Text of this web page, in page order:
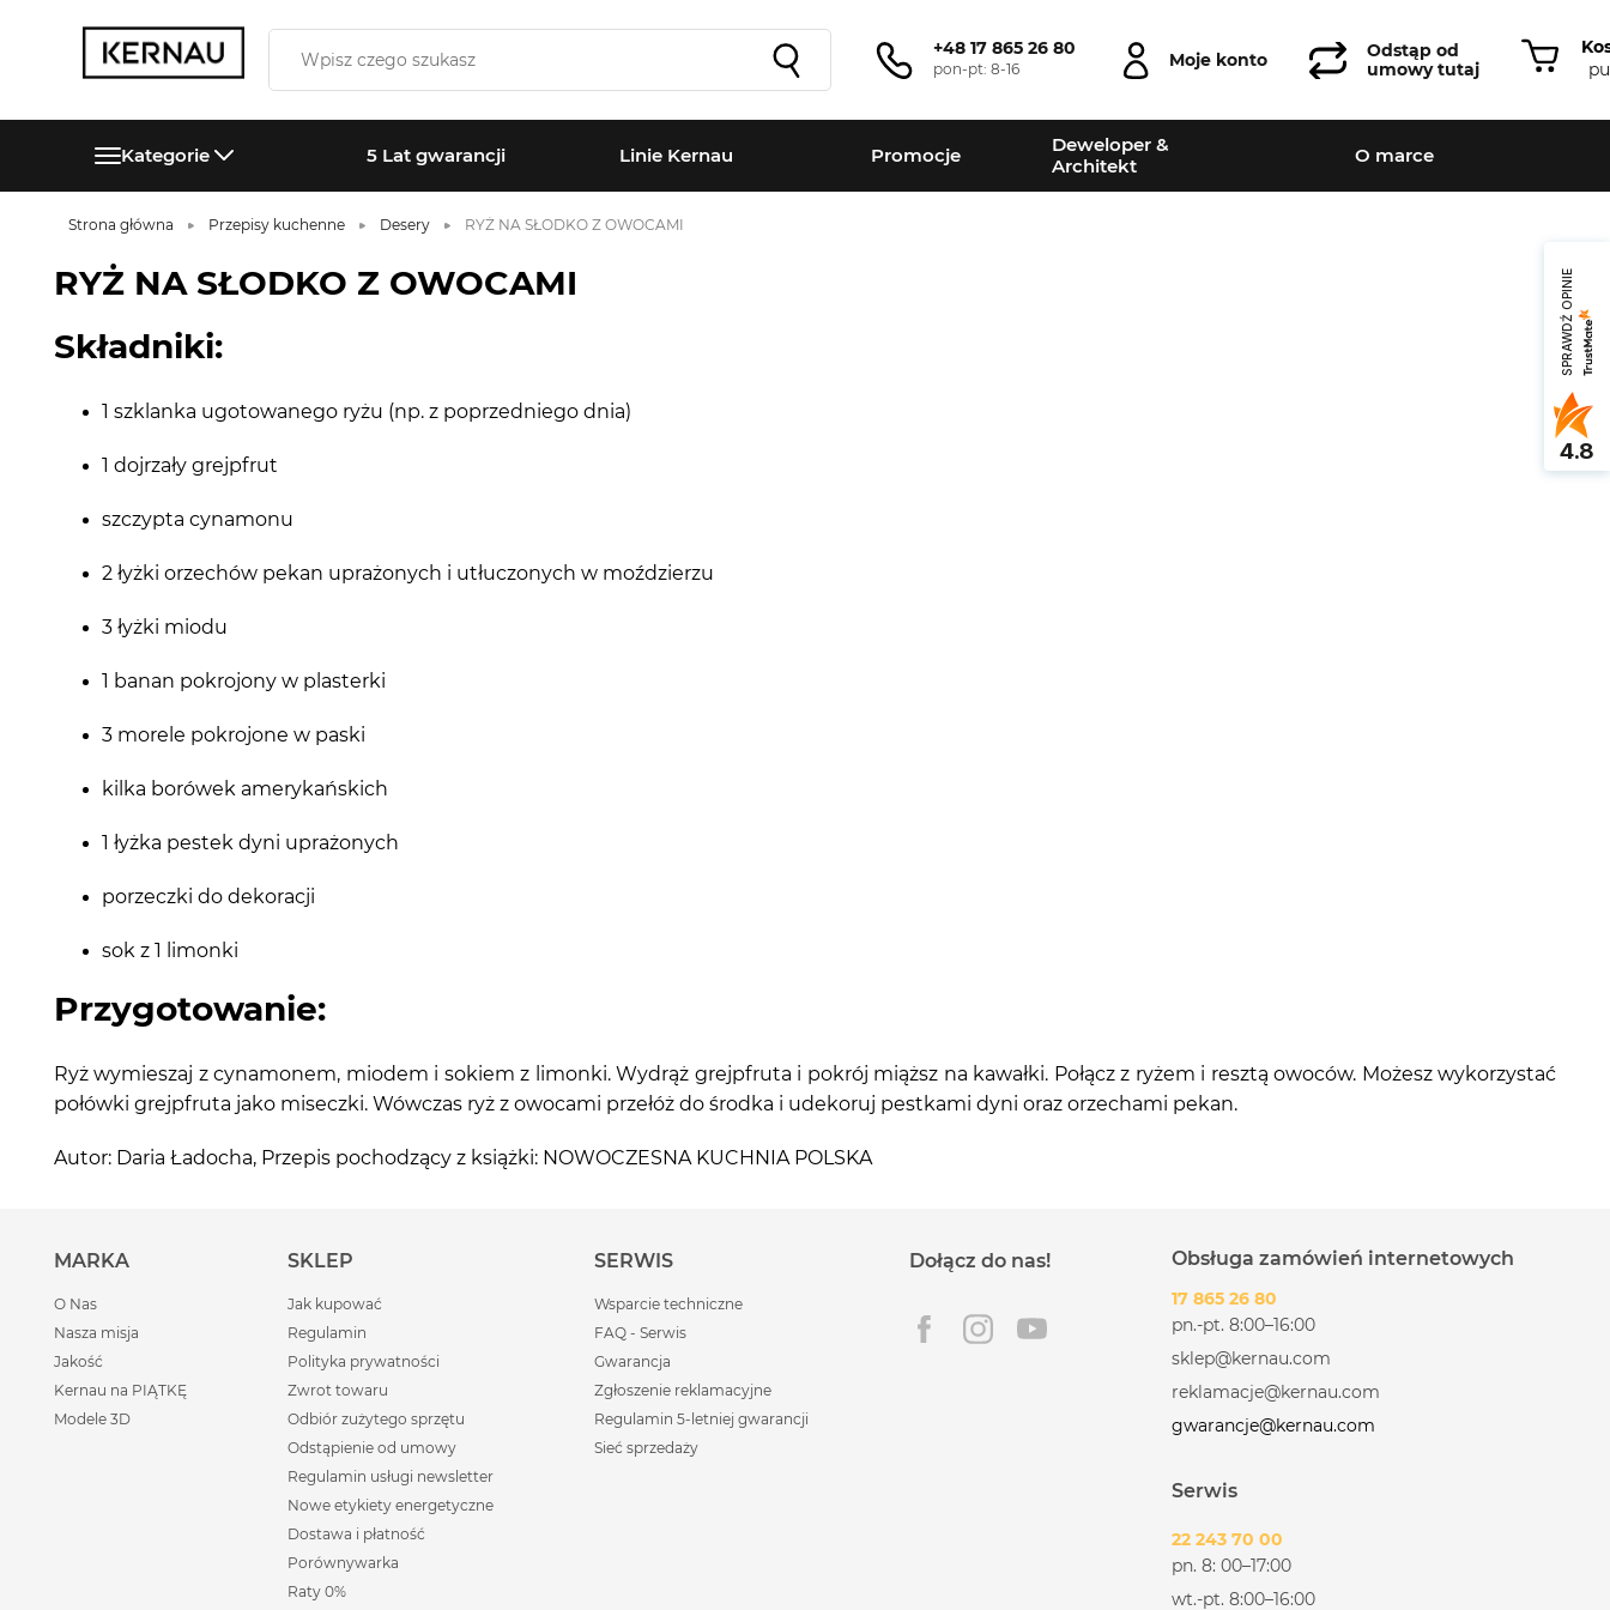
+48 17 865 26 80
pon-pt: 8-16 Moje konto
Odstąp od
umowy tutaj
Kategorie 5 Lat gwarancji Linie Kernau Promocje
Deweloper &
Architekt
O marce
Strona główna Przepisy kuchenne Desery RYŻ NA SŁODKO Z OWOCAMI
RYŻ NA SŁODKO Z OWOCAMI
Składniki:
1 szklanka ugotowanego ryżu (np. z poprzedniego dnia)
1 dojrzały grejpfrut
szczypta cynamonu
2 łyżki orzechów pekan uprażonych i utłuczonych w moździerzu
3 łyżki miodu
1 banan pokrojony w plasterki
3 morele pokrojone w paski
kilka borówek amerykańskich
1 łyżka pestek dyni uprażonych
porzeczki do dekoracji
sok z 1 limonki
Przygotowanie:
Ryż wymieszaj z cynamonem, miodem i sokiem z limonki. Wydrąż grejpfruta i pokrój miąższ na kawałki. Połącz z ryżem i resztą owoców. Możesz wykorzystać
połówki grejpfruta jako miseczki. Wówczas ryż z owocami przełóż do środka i udekoruj pestkami dyni oraz orzechami pekan.
Autor: Daria Ładocha, Przepis pochodzący z książki: NOWOCZESNA KUCHNIA POLSKA
MARKA
O Nas
Nasza misja
Jakość
Kernau na PIĄTKĘ
Modele 3D
SKLEP
Jak kupować
Regulamin
Polityka prywatności
Zwrot towaru
Odbiór zużytego sprzętu
Odstąpienie od umowy
Regulamin usługi newsletter
Nowe etykiety energetyczne
Dostawa i płatność
Porównywarka
Raty 0%
SERWIS
Wsparcie techniczne
FAQ - Serwis
Gwarancja
Zgłoszenie reklamacyjne
Regulamin 5-letniej gwarancji
Sieć sprzedaży
Dołącz do nas! Obsługa zamówień internetowych
17 865 26 80
pn.-pt. 8:00–16:00
sklep@kernau.com
reklamacje@kernau.com
gwarancje@kernau.com
Serwis
22 243 70 00
pn. 8: 00–17:00
wt.-pt. 8:00–16:00
SPRAWDŹ OPINIE
4.8